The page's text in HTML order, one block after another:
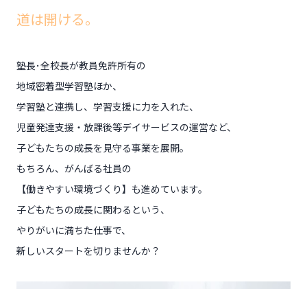
道は開ける。
塾長･全校長が教員免許所有の
地域密着型学習塾ほか、
学習塾と連携し、学習支援に力を入れた、
児童発達支援・放課後等デイサービスの運営など、
子どもたちの成長を見守る事業を展開。
もちろん、がんばる社員の
【働きやすい環境づくり】も進めています。
子どもたちの成長に関わるという、
やりがいに満ちた仕事で、
新しいスタートを切りませんか？